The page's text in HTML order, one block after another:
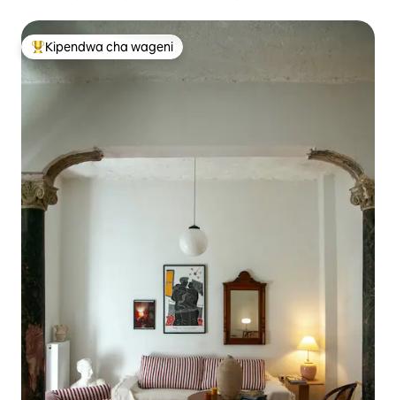
Kipendwa maarufu cha wageni
Kipendwa cha wageni